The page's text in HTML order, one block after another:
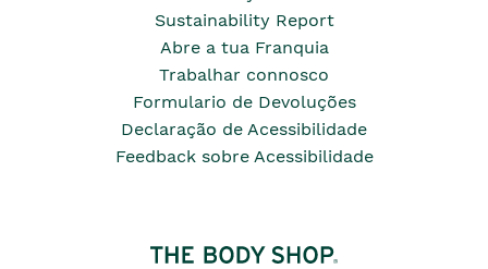
Sustainability Report
Abre a tua Franquia
Trabalhar connosco
Formulario de Devoluções
Declaração de Acessibilidade
Feedback sobre Acessibilidade